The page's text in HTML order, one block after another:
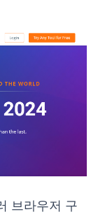
브라우저 구